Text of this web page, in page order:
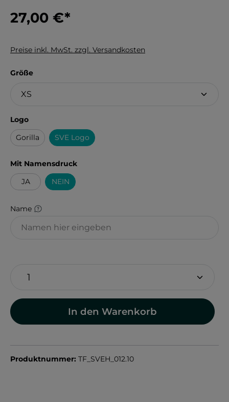
27,00 €*
Preise inkl. MwSt. zzgl. Versandkosten
Größeauswählen
Logoauswählen
Gorilla
SVE Logo
Mit Namensdruckauswählen
JA
NEIN
Name
In den Warenkorb
Produktnummer: TF_SVEH_012.10